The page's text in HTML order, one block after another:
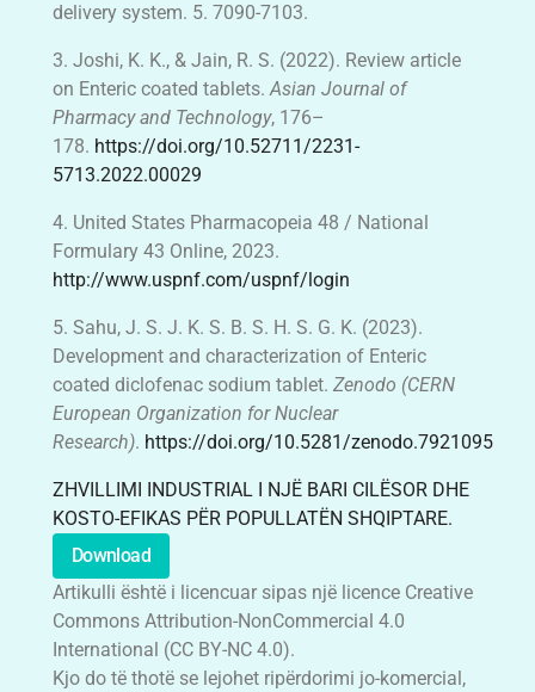
delivery system. 5. 7090-7103.
3. Joshi, K. K., & Jain, R. S. (2022). Review article
on Enteric coated tablets.Asian Journal of
Pharmacy and Technology, 176–
178. https://doi.org/10.52711/2231-
5713.2022.00029
4. United States Pharmacopeia 48 / National
Formulary 43 Online, 2023.
http://www.uspnf.com/uspnf/login
5. Sahu, J. S. J. K. S. B. S. H. S. G. K. (2023).
Development and characterization of Enteric
coated diclofenac sodium tablet. Zenodo (CERN
European Organization for Nuclear
Research). https://doi.org/10.5281/zenodo.7921095
ZHVILLIMI INDUSTRIAL I NJË BARI CILËSOR DHE
KOSTO-EFIKAS PËR POPULLATËN SHQIPTARE.
Download
Artikulli është i licencuar sipas një licence Creative
Commons Attribution-NonCommercial 4.0
International (CC BY-NC 4.0).
Kjo do të thotë se lejohet ripërdorimi jo-komercial,